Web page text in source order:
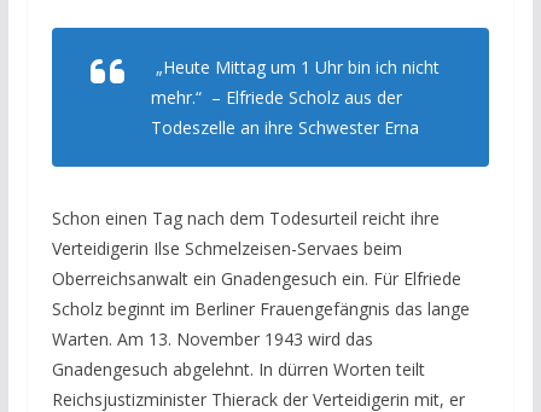
„Heute Mittag um 1 Uhr bin ich nicht
mehr.“ – Elfriede Scholz aus der
Todeszelle an ihre Schwester Erna
Schon einen Tag nach dem Todesurteil reicht ihre
Verteidigerin Ilse Schmelzeisen-Servaes beim
Oberreichsanwalt ein Gnadengesuch ein. Für Elfriede
Scholz beginnt im Berliner Frauengefängnis das lange
Warten. Am 13. November 1943 wird das
Gnadengesuch abgelehnt. In dürren Worten teilt
Reichsjustizminister Thierack der Verteidigerin mit, er